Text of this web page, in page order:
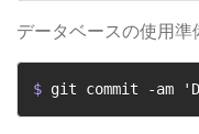
データベースの使用
$ git commit -am